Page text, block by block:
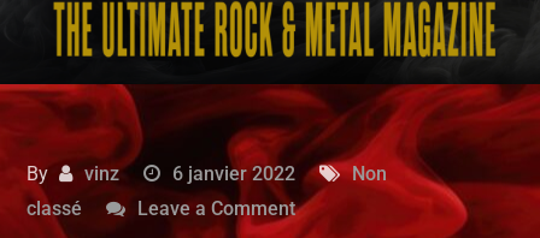
By vinz 6 janvier 2022
Non
classé
Leave a Comment